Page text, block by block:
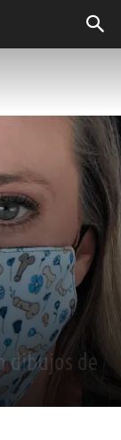
dibujos de